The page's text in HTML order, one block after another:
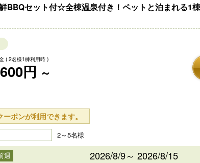
BBQセット付☆全棟温泉付き！ペットと泊まれる1
( 2名様1棟利用時 )
円 ～
ーポンが利用できます。
2～5名様
2026/8/9～ 2026/8/15
週